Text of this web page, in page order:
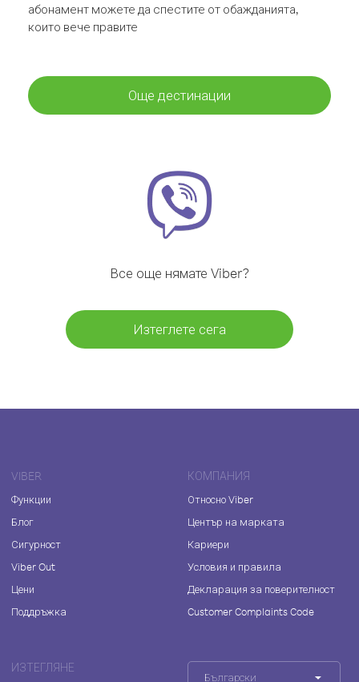
абонамент можете да спестите от обажданията,
които вече правите
Още дестинации
Все още нямате Viber?
Изтеглете сега
VIBER
Функции
Блог
Сигурност
Viber Out
Цени
Поддръжка
КОМПАНИЯ
Относно Viber
Център на марката
Кариери
Условия и правила
Декларация за поверителност
Customer Complaints Code
ИЗТЕГЛЯНЕ
Български